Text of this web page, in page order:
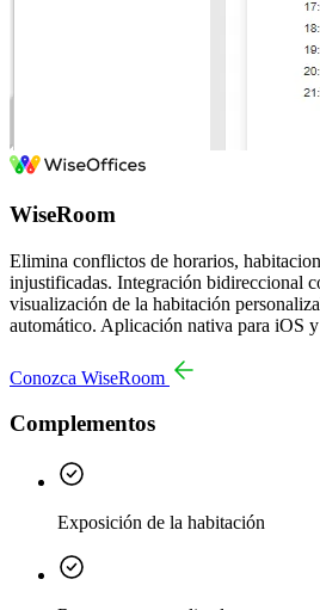
WiseRoom
Elimina conflictos de horarios,
injustificadas. Integración bidireccional
visualización de la habitación
automático. Aplicación nativa para iOS
Conozca WiseRoom
Complementos
Exposición de la habitación